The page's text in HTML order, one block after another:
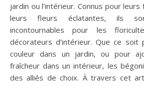
jardin ou l’intérieur. Connus pour
leurs fleurs éclatantes, ils
incontournables pour les
décorateurs d’intérieur. Que ce soit
couleur dans un jardin, ou pour
fraîcheur dans un intérieur, les
des alliés de choix. À travers cet